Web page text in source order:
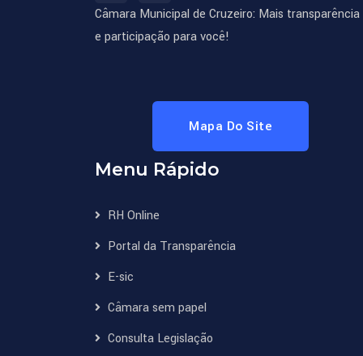
Câmara Municipal de Cruzeiro: Mais transparência
e participação para você!
Mapa Do Site
Menu Rápido
RH Online
Portal da Transparência
E-sic
Câmara sem papel
Consulta Legislação